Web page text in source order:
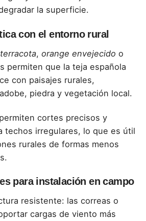
la superficie.
con el entorno rural
terracota, orange envejecido o
permiten que la teja española
con paisajes rurales,
piedra y vegetación local.
cortes precisos y
techos irregulares, lo que es útil
rurales de formas menos
para instalación en campo
resistente: las correas o
cargas de viento más